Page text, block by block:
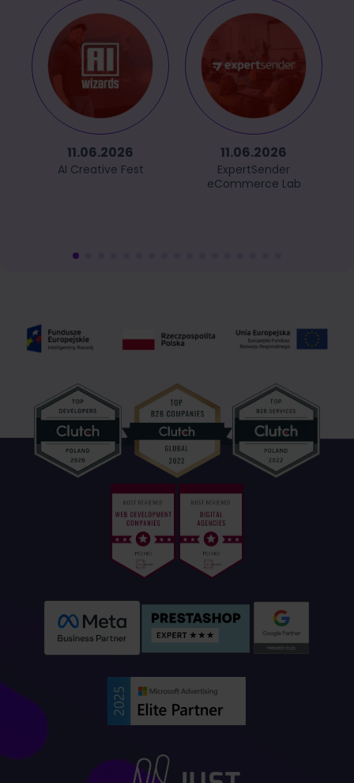
11.06.2026
AI Creative Fest
11.06.2026
ExpertSender
eCommerce Lab